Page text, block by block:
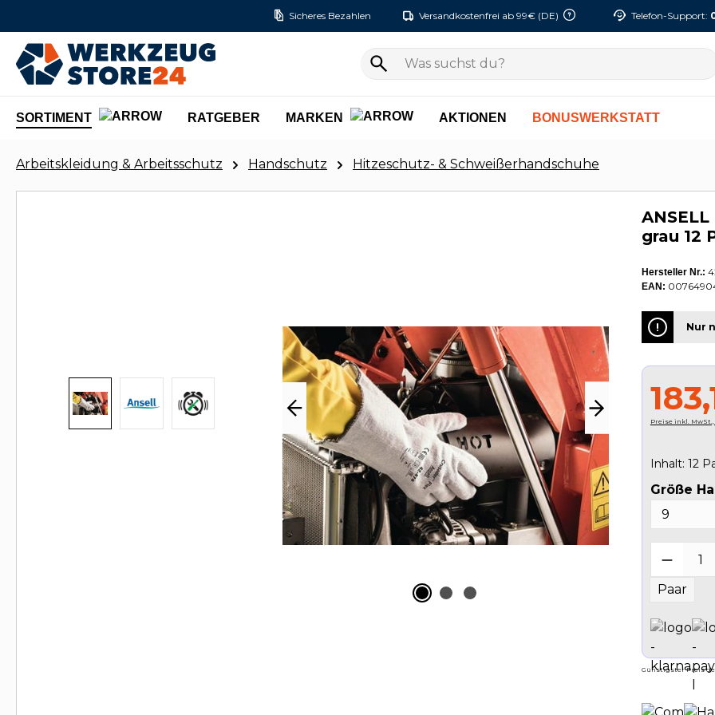
Sicheres Bezahlen Versandkostenfrei ab 99€ (DE) Telefon-Support:
SORTIMENT RATGEBER MARKEN AKTIONEN BONUSWERKSTATT
Arbeitskleidung & Arbeitsschutz Handschutz Hitzeschutz- & Schweißerhandschuhe
grau 12
Hersteller Nr.:
EAN:
Nur
Preise inkl.
Inhalt: 12
Größe
Paar
Günstigster Preis